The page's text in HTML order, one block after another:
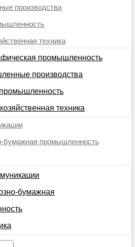
производства
техника
промышленность
производства
техника
бумажная промышленность
бумажная